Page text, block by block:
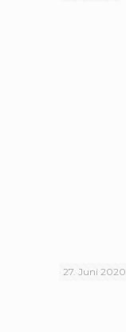
27. Juni 2020